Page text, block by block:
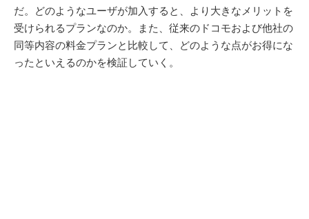
だ。どのようなユーザが加入すると、より大きなメリットを
受けられるプランなのか。また、従来のドコモおよび他社の
同等内容の料金プランと比較して、どのような点がお得にな
ったといえるのかを検証していく。